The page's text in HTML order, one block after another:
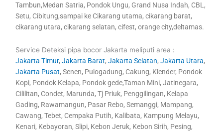
Tambun,Medan Satria, Pondok Ungu, Grand Nusa Indah, CBL,
Setu, Cibitung,sampai ke Cikarang utama, cikarang barat,
cikarang utara, cikarang selatan, cifest, orange city,deltamas.
Service Deteksi pipa bocor Jakarta meliputi area :
Jakarta Timur,Jakarta Barat,Jakarta Selatan,Jakarta Utara,
Jakarta Pusat, Senen, Pulogadung, Cakung, Klender, Pondok
Kopi, Pondok Kelapa, Pondok gede,Taman Mini, Jatinegara,
Cililitan, Condet, Marunda, Tj Priuk, Penggilingan, Kelapa
Gading, Rawamangun, Pasar Rebo, Semanggi, Mampang,
Cawang, Tebet, Cempaka Putih, Kalibata, Kampung Melayu,
Kenari, Kebayoran, Slipi, Kebon Jeruk, Kebon Sirih, Pesing,